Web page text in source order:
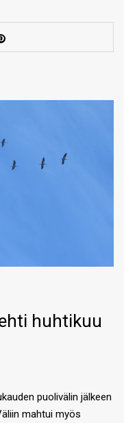
huhtikuu
puolivälin jälkeen
mahtui myös